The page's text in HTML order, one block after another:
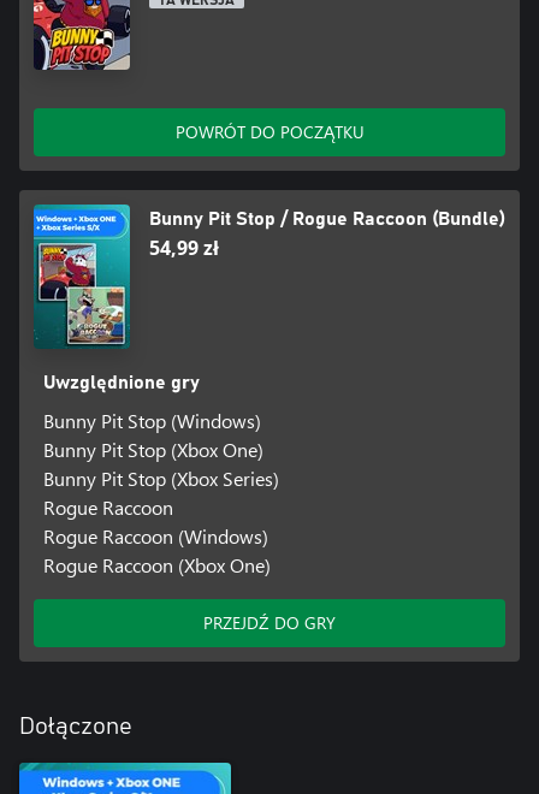
POWRÓT DO POCZĄTKU
Bunny Pit Stop / Rogue Raccoon (Bundle)
54,99 zł
Uwzględnione gry
Bunny Pit Stop (Windows)
Bunny Pit Stop (Xbox One)
Bunny Pit Stop (Xbox Series)
Rogue Raccoon
Rogue Raccoon (Windows)
Rogue Raccoon (Xbox One)
PRZEJDŹ DO GRY
Dołączone